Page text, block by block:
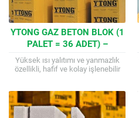
YTONG GAZ BETON BLOK (1
PALET = 36 ADET) –
60X25X20 CM
Yüksek ısı yalıtımı ve yanmazlık
özellikli, hafif ve kolay işlenebilir